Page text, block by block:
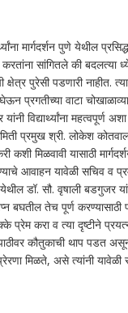
मार्गदर्शन पुणे येथील
करतांना सांगितले की बदलत्या
क्षेत्र पुरेसी पडणारी नाहीत.
प्रगतीच्या वाटा
विद्यार्थ्यांना महत्वपूर्ण अशा
प्रमुख श्री. लोकेश कोतवाल
कशी मिळवावी यासाठी
आवाहन यावेळी सचिव व
डॉ. सौ. वृषाली बडगुजर यांनी
बघतील तेच पूर्ण करण्यासाठी
प्रेम करा व त्या दृष्टीने
पाठीवर कौतुकाची थाप पडत
मिळते, असे त्यांनी यावेळी